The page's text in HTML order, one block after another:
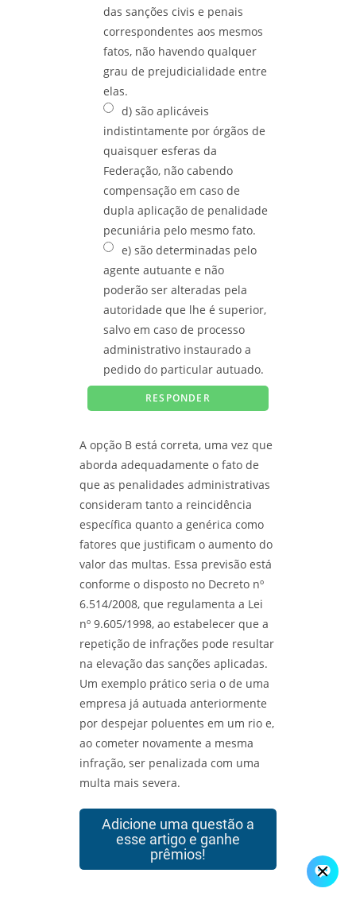
das sanções civis e penais
correspondentes aos mesmos
fatos, não havendo qualquer
grau de prejudicialidade entre
elas.
d) são aplicáveis
indistintamente por órgãos de
quaisquer esferas da
Federação, não cabendo
compensação em caso de
dupla aplicação de penalidade
pecuniária pelo mesmo fato.
e) são determinadas pelo
agente autuante e não
poderão ser alteradas pela
autoridade que lhe é superior,
salvo em caso de processo
administrativo instaurado a
pedido do particular autuado.
A opção B está correta, uma vez que
aborda adequadamente o fato de
que as penalidades administrativas
consideram tanto a reincidência
específica quanto a genérica como
fatores que justificam o aumento do
valor das multas. Essa previsão está
conforme o disposto no Decreto nº
6.514/2008, que regulamenta a Lei
nº 9.605/1998, ao estabelecer que a
repetição de infrações pode resultar
na elevação das sanções aplicadas.
Um exemplo prático seria o de uma
empresa já autuada anteriormente
por despejar poluentes em um rio e,
ao cometer novamente a mesma
infração, ser penalizada com uma
multa mais severa.
Adicione uma questão a
esse artigo e ganhe
prêmios!